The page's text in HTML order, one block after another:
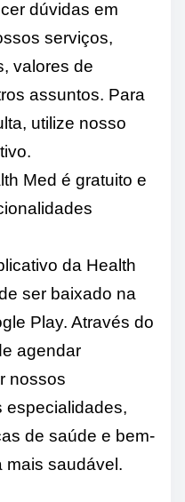
dúvidas em
serviços,
valores de
assuntos. Para
utilize nosso
Med é gratuito e
da Health
ser baixado na
Play. Através do
agendar
nossos
especialidades,
de saúde e bem-
mais saudável.